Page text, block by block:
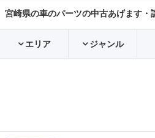
宮崎県の車のパーツの中古あげます・
エリア ジャンル